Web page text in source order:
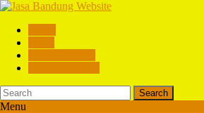
Search
Menu